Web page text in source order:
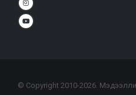
© Copyright 2010-2026.